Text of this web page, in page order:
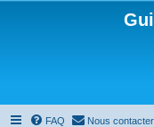
FAQ Nous contacter